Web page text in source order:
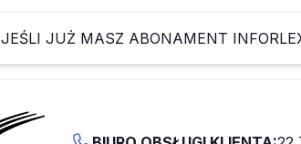
JEŚLI JUŻ MASZ ABONAMENT